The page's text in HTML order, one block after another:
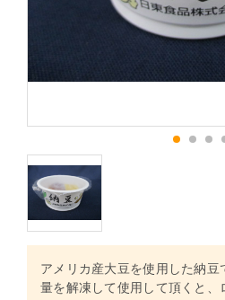
アメリカ産大豆を使用した納
量を解凍して使用して頂くと、